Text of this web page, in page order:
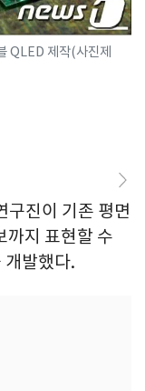
QLED 제작(사진제
구진이 기존 평면
까지 표현할 수
개발했다.